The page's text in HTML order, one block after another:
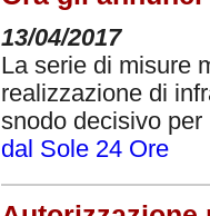
13/04/2017
La serie di misure
realizzazione di
snodo decisivo
dal Sole 24 Ore